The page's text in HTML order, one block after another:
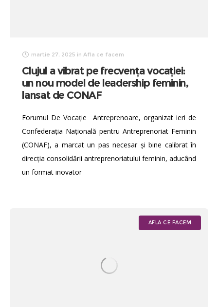
martie 27, 2025 in Afla ce facem
Clujul a vibrat pe frecvența vocației:
un nou model de leadership feminin,
lansat de CONAF
Forumul De Vocație Antreprenoare, organizat ieri de
Confederația Națională pentru Antreprenoriat Feminin
(CONAF), a marcat un pas necesar și bine calibrat în
direcția consolidării antreprenoriatului feminin, aducând
un format inovator
AFLA CE FACEM